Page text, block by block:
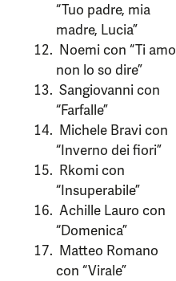
“Tuo padre, mia
madre, Lucia”
Noemi con “Ti amo
non lo so dire”
Sangiovanni con
“Farfalle”
Michele Bravi con
“Inverno dei fiori”
Rkomi con
“Insuperabile”
Achille Lauro con
“Domenica”
Matteo Romano
con “Virale”